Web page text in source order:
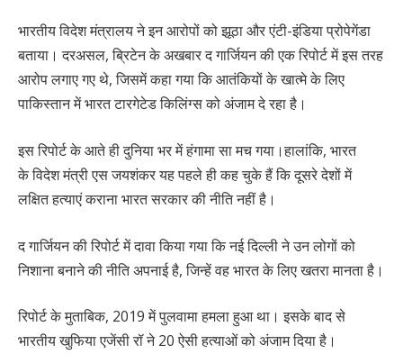
भारतीय विदेश मंत्रालय ने इन आरोपों को झूठा और एंटी-इंडिया प्रोपेगेंडा
बताया। दरअसल, ब्रिटेन के अखबार द गार्जियन की एक रिपोर्ट में इस तरह
आरोप लगाए गए थे, जिसमें कहा गया कि आतंकियों के खात्मे के लिए
पाकिस्तान में भारत टारगेटेड किलिंग्स को अंजाम दे रहा है।
इस रिपोर्ट के आते ही दुनिया भर में हंगामा सा मच गया।हालांकि, भारत
के विदेश मंत्री एस जयशंकर यह पहले ही कह चुके हैं कि दूसरे देशों में
लक्षित हत्याएं कराना भारत सरकार की नीति नहीं है।
द गार्जियन की रिपोर्ट में दावा किया गया कि नई दिल्ली ने उन लोगों को
निशाना बनाने की नीति अपनाई है, जिन्हें वह भारत के लिए खतरा मानता है।
रिपोर्ट के मुताबिक, 2019 में पुलवामा हमला हुआ था। इसके बाद से
भारतीय खुफिया एजेंसी रॉ ने 20 ऐसी हत्याओं को अंजाम दिया है।